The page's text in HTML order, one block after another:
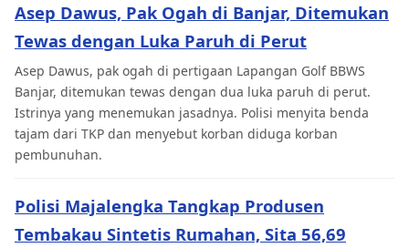
Asep Dawus, Pak Ogah di Banjar, Ditemukan
Tewas dengan Luka Paruh di Perut
Asep Dawus, pak ogah di pertigaan Lapangan Golf BBWS
Banjar, ditemukan tewas dengan dua luka paruh di perut.
Istrinya yang menemukan jasadnya. Polisi menyita benda
tajam dari TKP dan menyebut korban diduga korban
pembunuhan.
Polisi Majalengka Tangkap Produsen
Tembakau Sintetis Rumahan, Sita 56,69